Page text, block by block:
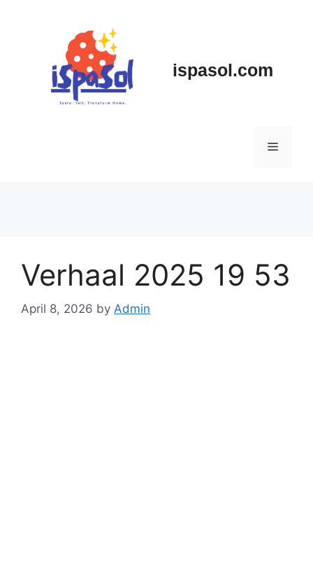
ispasol.com
Menu
Verhaal 2025 19 53
April 8, 2026 by Admin